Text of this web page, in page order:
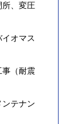
所、変圧
オマス
事（耐震
ンテナン